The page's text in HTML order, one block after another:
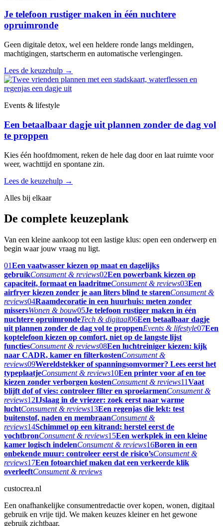
Je telefoon rustiger maken in één nuchtere
opruimronde
Geen digitale detox, wel een heldere ronde langs meldingen,
machtigingen, startscherm en automatische verlengingen.
Lees de keuzehulp →
Events & lifestyle
Een betaalbaar dagje uit plannen zonder de dag vol
te proppen
Kies één hoofdmoment, reken de hele dag door en laat ruimte voor
weer, wachttijd en spontane zin.
Lees de keuzehulp →
Alles bij elkaar
De complete keuzeplank
Van een kleine aankoop tot een lastige klus: open een onderwerp en
begin waar jouw vraag nu ligt.
01Een vaatwasser kiezen op maat en dagelijks
gebruikConsument & reviews02Een powerbank kiezen op
capaciteit, formaat en laadritmeConsument & reviews03Een
airfryer kiezen zonder je aan liters blind te starenConsument &
reviews04Raamdecoratie in een huurhuis: meten zonder
missersWonen & bouw05Je telefoon rustiger maken in één
nuchtere opruimrondeTech & digitaal06Een betaalbaar dagje
uit plannen zonder de dag vol te proppenEvents & lifestyle07Een
koptelefoon kiezen op comfort, niet op de langste lijst
functiesConsument & reviews08Een luchtreiniger kiezen: kijk
naar CADR, kamer en filterkostenConsument &
reviews09Wereldstekker of spanningsomvormer? Lees eerst het
typeplaatjeConsument & reviews10Een printer voor af en toe
kiezen zonder verborgen kostenConsument & reviews11Vaat
blijft dof of vies: controleer filter en sproeiarmenConsument &
reviews12IJslaag in de vriezer: zoek eerst naar warme
luchtConsument & reviews13Een regenjas die lekt: test
buitenstof, naden en membraanConsument &
reviews14Schimmel op een kitrand: herstel eerst de
vochtbronConsument & reviews15Een werkplek in een kleine
kamer logisch indelenConsument & reviews16Boren in een
onbekende muur: controleer eerst de risico’sConsument &
reviews17Een fotoarchief maken dat een verkeerde klik
overleeftConsument & reviews
custocrea.nl
Een onafhankelijke consumentredactie over kopen, wonen, digitaal
gebruik en vrije tijd. We maken keuzes kleiner en het gewone
gebruik zichtbaar.